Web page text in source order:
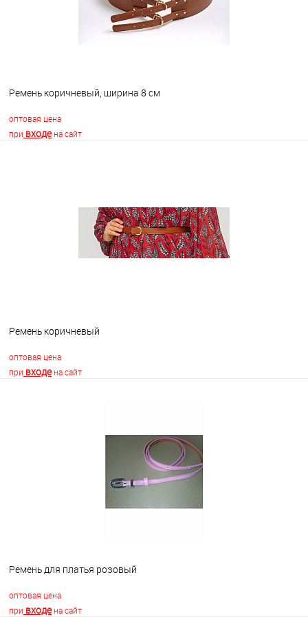
Ремень коричневый, ширина 8 см
оптовая цена
при входена сайт
В наличии
Ремень коричневый
оптовая цена
при входена сайт
Недоступно
Ремень для платья розовый
оптовая цена
при входена сайт